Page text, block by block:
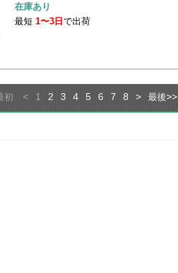
在庫あり
最短1〜3日で出荷
初 < 1 2 3 4 5 6 7 8 > 最後>>